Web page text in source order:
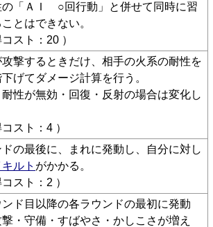
の「ＡＩ ○回行動」と併せて同時に習
とはできない。
コスト：20 ）
攻撃するときだけ、相手の火系の耐性を
下げてダメージ計算を行う。
性が無効・回復・反射の場合は変化し
コスト：4 ）
の最後に、まれに発動し、自分に対し
ルト がかかる。
コスト：2 ）
ンド目以降の各ラウンドの最初に発動
撃・守備・すばやさ・かしこさが増え